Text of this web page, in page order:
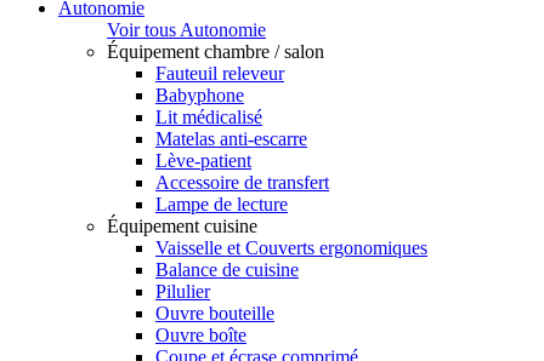
Autonomie
Voir tous Autonomie
Équipement chambre / salon
Fauteuil releveur
Babyphone
Lit médicalisé
Matelas anti-escarre
Lève-patient
Accessoire de transfert
Lampe de lecture
Équipement cuisine
Vaisselle et Couverts ergonomiques
Balance de cuisine
Pilulier
Ouvre bouteille
Ouvre boîte
Coupe et écrase comprimé